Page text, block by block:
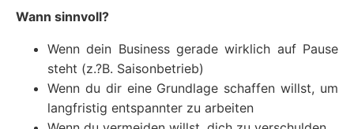
Wann sinnvoll?
Wenn dein Business gerade wirklich auf Pause
steht (z.?B. Saisonbetrieb)
Wenn du dir eine Grundlage schaffen willst, um
langfristig entspannter zu arbeiten